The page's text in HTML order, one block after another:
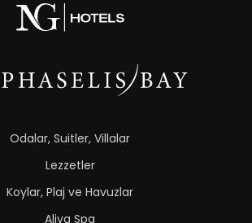
Odalar, Suitler, Villalar
Lezzetler
Koylar, Plaj ve Havuzlar
Aliva Spa